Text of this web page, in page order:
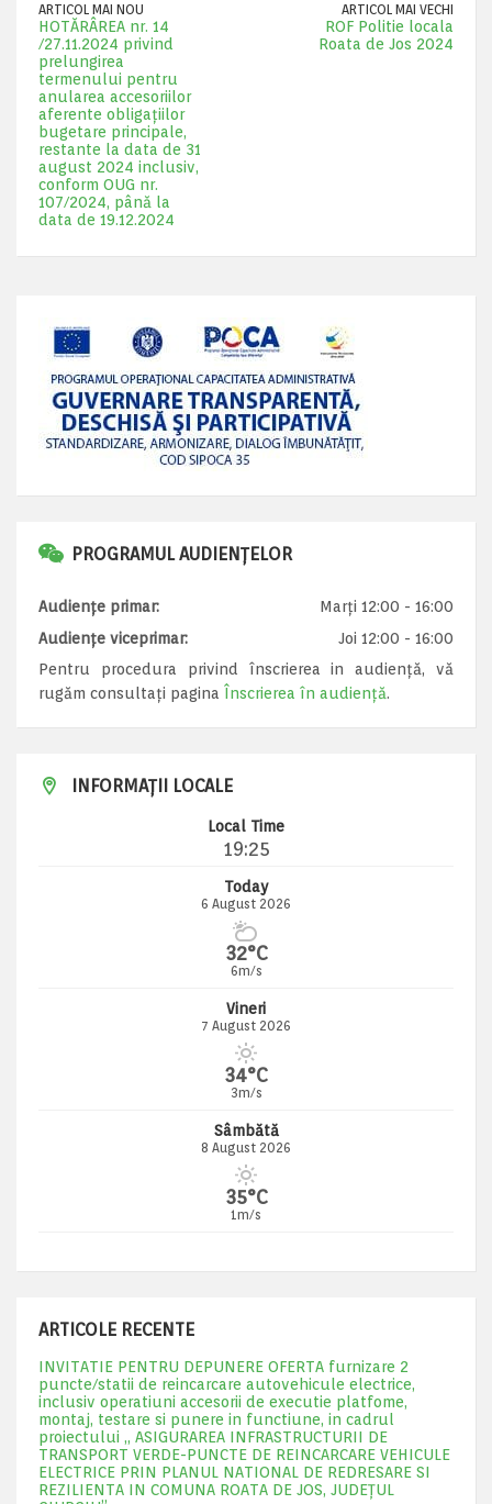
ARTICOL MAI NOU
HOTĂRÂREA nr. 14
/27.11.2024 privind
prelungirea
termenului pentru
anularea accesoriilor
aferente obligaţiilor
bugetare principale,
restante la data de 31
august 2024 inclusiv,
conform OUG nr.
107/2024, până la
data de 19.12.2024
ARTICOL MAI VECHI
ROF Politie locala
Roata de Jos 2024
PROGRAMUL AUDIENȚELOR
Audiențe primar:
Marți 12:00 - 16:00
Audiențe viceprimar:
Joi 12:00 - 16:00
Pentru procedura privind înscrierea in audiență, vă
rugăm consultați pagina Înscrierea în audiență.
INFORMAȚII LOCALE
Local Time
19:25
Today
6 August 2026
32°C
6m/s
Vineri
7 August 2026
34°C
3m/s
Sâmbătă
8 August 2026
35°C
1m/s
ARTICOLE RECENTE
INVITATIE PENTRU DEPUNERE OFERTA furnizare 2
puncte/statii de reincarcare autovehicule electrice,
inclusiv operatiuni accesorii de executie platfome,
montaj, testare si punere in functiune, in cadrul
proiectului „ ASIGURAREA INFRASTRUCTURII DE
TRANSPORT VERDE-PUNCTE DE REINCARCARE VEHICULE
ELECTRICE PRIN PLANUL NATIONAL DE REDRESARE SI
REZILIENTA IN COMUNA ROATA DE JOS, JUDEŢUL